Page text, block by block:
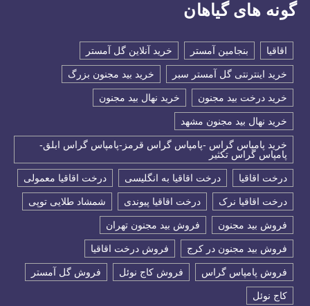
گونه های گیاهان
اقاقیا بنجامین آمستر خرید آنلاین گل آمستر
خرید اینترنتی گل آمستر سبر خرید بید مجنون بزرگ
خرید درخت بید مجنون خرید نهال بید مجنون
خرید نهال بید مجنون مشهد
خرید پامپاس گراس -پامپاس گراس قرمز-پامپاس گراس ابلق-
پامپاس گراس تکثیر
درخت اقاقیا درخت اقاقیا به انگلیسی درخت اقاقیا معمولی
درخت اقاقیا نرک درخت اقاقیا پیوندی شمشاد طلایی توپی
فروش بید مجنون فروش بید مجنون تهران
فروش بید مجنون در کرج فروش درخت اقاقیا
فروش پامپاس گراس فروش کاج نوئل فروش گل آمستر
كاج نوئل